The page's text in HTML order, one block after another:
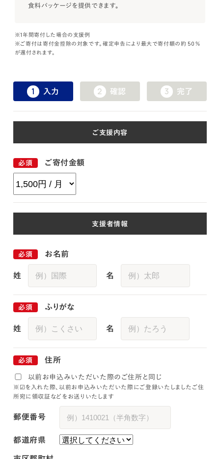
食料パッケージを提供できます。
※1年間寄付した場合の支援例
※ご寄付は寄付金控除の対象です。確定申告により最大で寄付額の約 50％
が還付されます。
入力 確認 完了
ご支援内容
ご寄付金額
支援者情報
お名前
姓
名
ふりがな
姓
名
住所
以前お申込みいただいた際のご住所と同じ
※☑を入れた際、以前お申込みいただいた際にご登録いたしましたご住
所宛に領収証などをお送りいたします
郵便番号
都道府県